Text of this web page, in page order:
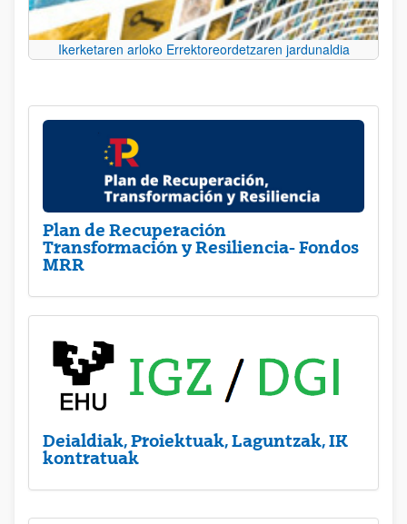
Ikerketaren arloko Errektoreordetzaren jardunaldia
Plan de Recuperación
Transformación y Resiliencia- Fondos
MRR
Deialdiak, Proiektuak, Laguntzak, IK
kontratuak